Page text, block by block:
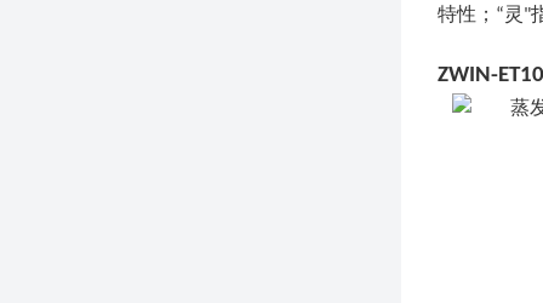
特性 ；“灵 "
ZWIN-